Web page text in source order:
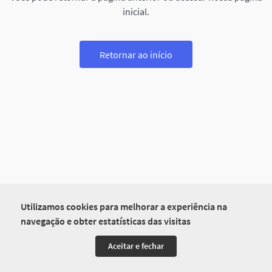
Utilizamos cookies para melhorar a experiência na
navegação e obter estatísticas das visitas
Aceitar e fechar
inicial.
Retornar ao início